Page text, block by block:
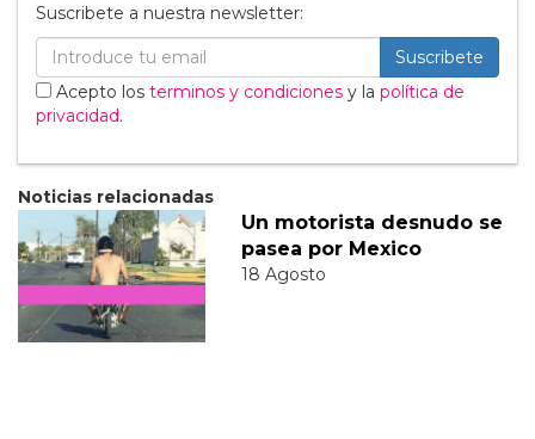
Suscribete a nuestra newsletter:
Suscribete
Acepto los terminos y condiciones y la política de
privacidad.
Noticias relacionadas
Un motorista desnudo se
pasea por Mexico
18 Agosto